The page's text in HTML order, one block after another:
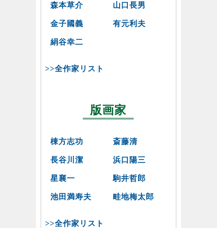
森本草介 山口長男
金子國義 有元利夫
絹谷幸二
>>全作家リスト
版画家
棟方志功 斎藤清
長谷川潔 浜口陽三
星襄一 駒井哲郎
池田満寿夫 畦地梅太郎
>>全作家リスト